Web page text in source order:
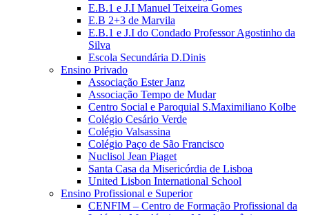
E.B.1 e J.I Manuel Teixeira Gomes
E.B 2+3 de Marvila
E.B.1 e J.I do Condado Professor Agostinho da
Silva
Escola Secundária D.Dinis
Ensino Privado
Associação Ester Janz
Associação Tempo de Mudar
Centro Social e Paroquial S.Maximiliano Kolbe
Colégio Cesário Verde
Colégio Valsassina
Colégio Paço de São Francisco
Nuclisol Jean Piaget
Santa Casa da Misericórdia de Lisboa
United Lisbon International School
Ensino Profissional e Superior
CENFIM – Centro de Formação Profissional da